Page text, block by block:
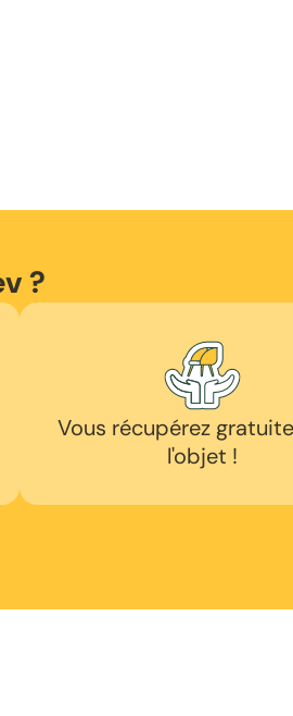
?
Vous récupérez
l'objet !